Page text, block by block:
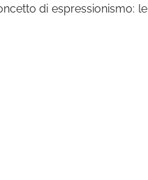
di espressionismo: le